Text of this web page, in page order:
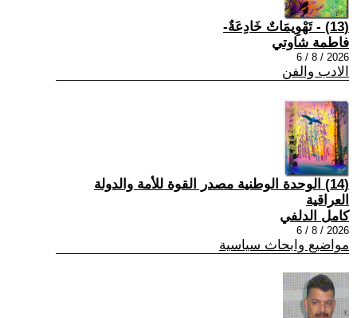
(13) - تَهْوِيمَاتٌ خَادِعَةٌ-
فاطمة شاوتي
2026 / 8 / 6
الادب والفن
(14) الوحدة الوطنية مصدر القوة للأمة والدولة
العراقية
كامل الدلفي
2026 / 8 / 6
مواضيع وابحاث سياسية